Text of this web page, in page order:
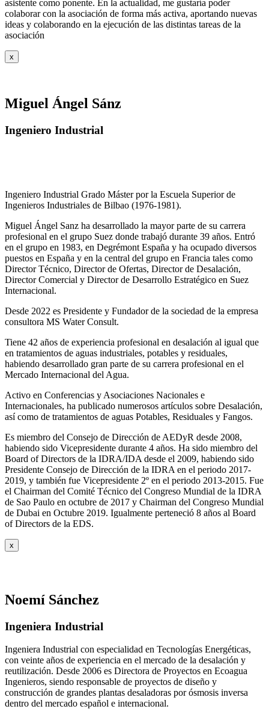
asistente como ponente. En la actualidad, me gustaría poder
colaborar con la asociación de forma más activa, aportando nuevas
ideas y colaborando en la ejecución de las distintas tareas de la
asociación
x
Miguel Ángel Sánz
Ingeniero Industrial
Ingeniero Industrial Grado Máster por la Escuela Superior de
Ingenieros Industriales de Bilbao (1976-1981).
Miguel Ángel Sanz ha desarrollado la mayor parte de su carrera
profesional en el grupo Suez donde trabajó durante 39 años. Entró
en el grupo en 1983, en Degrémont España y ha ocupado diversos
puestos en España y en la central del grupo en Francia tales como
Director Técnico, Director de Ofertas, Director de Desalación,
Director Comercial y Director de Desarrollo Estratégico en Suez
Internacional.
Desde 2022 es Presidente y Fundador de la sociedad de la empresa
consultora MS Water Consult.
Tiene 42 años de experiencia profesional en desalación al igual que
en tratamientos de aguas industriales, potables y residuales,
habiendo desarrollado gran parte de su carrera profesional en el
Mercado Internacional del Agua.
Activo en Conferencias y Asociaciones Nacionales e
Internacionales, ha publicado numerosos artículos sobre Desalación,
así como de tratamientos de aguas Potables, Residuales y Fangos.
Es miembro del Consejo de Dirección de AEDyR desde 2008,
habiendo sido Vicepresidente durante 4 años. Ha sido miembro del
Board of Directors de la IDRA/IDA desde el 2009, habiendo sido
Presidente Consejo de Dirección de la IDRA en el periodo 2017-
2019, y también fue Vicepresidente 2º en el periodo 2013-2015. Fue
el Chairman del Comité Técnico del Congreso Mundial de la IDRA
de Sao Paulo en octubre de 2017 y Chairman del Congreso Mundial
de Dubai en Octubre 2019. Igualmente perteneció 8 años al Board
of Directors de la EDS.
x
Noemí Sánchez
Ingeniera Industrial
Ingeniera Industrial con especialidad en Tecnologías Energéticas,
con veinte años de experiencia en el mercado de la desalación y
reutilización. Desde 2006 es Directora de Proyectos en Ecoagua
Ingenieros, siendo responsable de proyectos de diseño y
construcción de grandes plantas desaladoras por ósmosis inversa
dentro del mercado español e internacional.